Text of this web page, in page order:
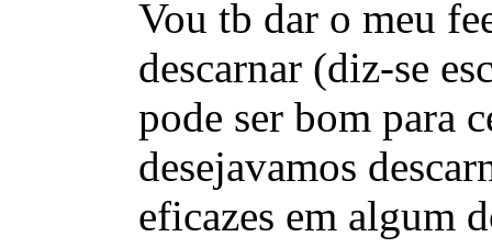
Vou tb dar o meu
descarnar (diz-se
pode ser bom para
desejavamos
eficazes em algum